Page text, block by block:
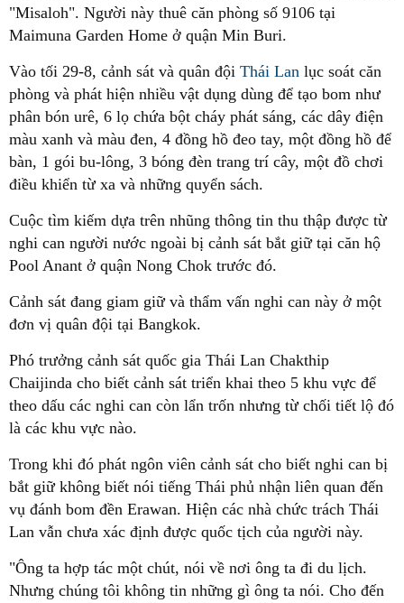
"Misaloh". Người này thuê căn phòng số 9106 tại
Maimuna Garden Home ở quận Min Buri.
Vào tối 29-8, cảnh sát và quân đội Thái Lan lục soát căn
phòng và phát hiện nhiều vật dụng dùng để tạo bom như
phân bón urê, 6 lọ chứa bột cháy phát sáng, các dây điện
màu xanh và màu đen, 4 đồng hồ đeo tay, một đồng hồ để
bàn, 1 gói bu-lông, 3 bóng đèn trang trí cây, một đồ chơi
điều khiển từ xa và những quyển sách.
Cuộc tìm kiếm dựa trên nhũng thông tin thu thập được từ
nghi can người nước ngoài bị cảnh sát bắt giữ tại căn hộ
Pool Anant ở quận Nong Chok trước đó.
Cảnh sát đang giam giữ và thẩm vấn nghi can này ở một
đơn vị quân đội tại Bangkok.
Phó trưởng cảnh sát quốc gia Thái Lan Chakthip
Chaijinda cho biết cảnh sát triển khai theo 5 khu vực để
theo dấu các nghi can còn lẩn trốn nhưng từ chối tiết lộ đó
là các khu vực nào.
Trong khi đó phát ngôn viên cảnh sát cho biết nghi can bị
bắt giữ không biết nói tiếng Thái phủ nhận liên quan đến
vụ đánh bom đền Erawan. Hiện các nhà chức trách Thái
Lan vẫn chưa xác định được quốc tịch của người này.
"Ông ta hợp tác một chút, nói về nơi ông ta đi du lịch.
Nhưng chúng tôi không tin những gì ông ta nói. Cho đến